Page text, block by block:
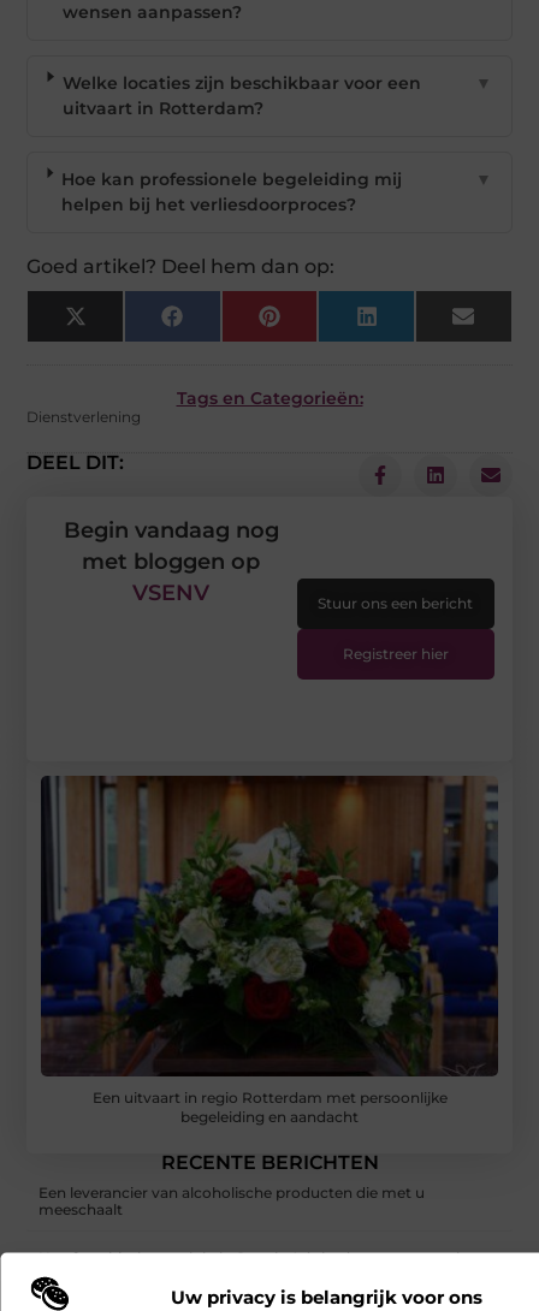
Uw privacy is belangrijk voor ons
wensen aanpassen?
Welke locaties zijn beschikbaar voor een
uitvaart in Rotterdam?
▼
Hoe kan professionele begeleiding mij
helpen bij het verliesdoorproces?
▼
Goed artikel? Deel hem dan op:
X
(Twitter)
Facebook Pinterest LinkedIn Email
Tags en Categorieën:
Dienstverlening
DEEL DIT:
Een uitvaart in regio Rotterdam met persoonlijke
begeleiding en aandacht
RECENTE BERICHTEN
Een leverancier van alcoholische producten die met u
meeschaalt
Hoe franchiseketens lokale Google Ads budgetten centraal en
efficiënt beheren
Begin vandaag nog
met bloggen op
VSENV
Stuur ons een bericht
Registreer hier